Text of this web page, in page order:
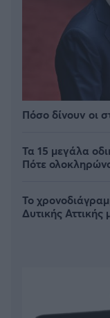
Πόσο δίνουν οι
Τα 15 μεγάλα
Πότε
Το
Δυτικής Αττικής